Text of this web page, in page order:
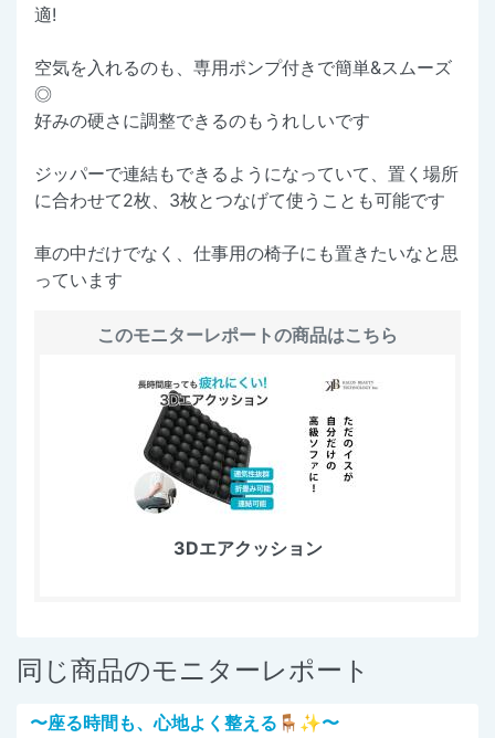
適!
空気を入れるのも、専用ポンプ付きで簡単&スムーズ
◎
好みの硬さに調整できるのもうれしいです
ジッパーで連結もできるようになっていて、置く場所
に合わせて2枚、3枚とつなげて使うことも可能です
車の中だけでなく、仕事用の椅子にも置きたいなと思
っています
このモニターレポートの商品はこちら
3Dエアクッション
同じ商品のモニターレポート
〜座る時間も、心地よく整える🪑✨〜